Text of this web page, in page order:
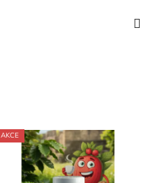
AKCE